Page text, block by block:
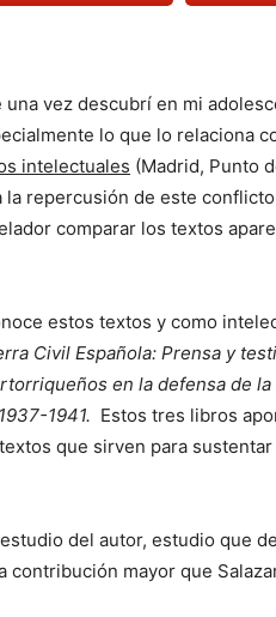
vez descubrí en mi
lo que lo relaciona
intelectuales (Madrid, Punto
repercusión de este
comparar los textos
estos textos y como
Civil Española: Prensa y
en la defensa de la
1941. Estos tres libros
que sirven para
del autor, estudio que
mayor que